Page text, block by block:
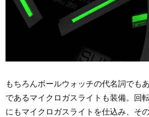
もちろんボールウォッチの代名詞でも
であるマイクロガスライトも装備。回
にもマイクロガスライトを仕込み、そ